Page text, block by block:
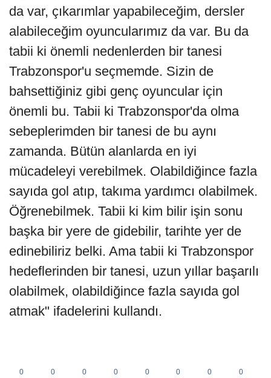
da var, çıkarımlar yapabileceğim, dersler
alabileceğim oyuncularımız da var. Bu da
tabii ki önemli nedenlerden bir tanesi
Trabzonspor'u seçmemde. Sizin de
bahsettiğiniz gibi genç oyuncular için
önemli bu. Tabii ki Trabzonspor'da olma
sebeplerimden bir tanesi de bu aynı
zamanda. Bütün alanlarda en iyi
mücadeleyi verebilmek. Olabildiğince fazla
sayıda gol atıp, takıma yardımcı olabilmek.
Öğrenebilmek. Tabii ki kim bilir işin sonu
başka bir yere de gidebilir, tarihte yer de
edinebiliriz belki. Ama tabii ki Trabzonspor
hedeflerinden bir tanesi, uzun yıllar başarılı
olabilmek, olabildiğince fazla sayıda gol
atmak" ifadelerini kullandı.